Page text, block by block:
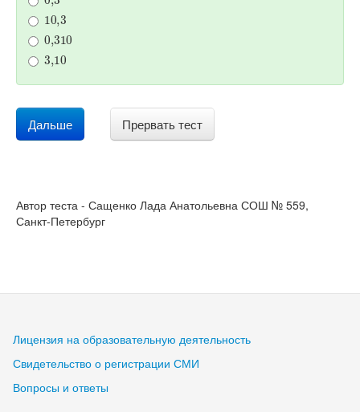
10
0,310
3,10
Дальше Прервать тест
Автор теста - Сащенко Лада Анатольевна СОШ № 559,
Санкт-Петербург
Лицензия на образовательную деятельность
Свидетельство о регистрации СМИ
Вопросы и ответы